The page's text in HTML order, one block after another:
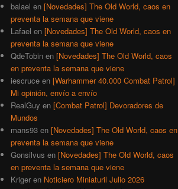
balael en [Novedades] The Old World, caos en
preventa la semana que viene
Lafael en [Novedades] The Old World, caos en
preventa la semana que viene
QdeTobin en [Novedades] The Old World, caos
en preventa la semana que viene
iescruce en [Warhammer 40.000 Combat Patrol]
Mi opinión, envío a envío
RealGuy en [Combat Patrol] Devoradores de
Mundos
mans93 en [Novedades] The Old World, caos en
preventa la semana que viene
Gonsilvus en [Novedades] The Old World, caos
en preventa la semana que viene
Kriger en Noticiero Miniaturil Julio 2026